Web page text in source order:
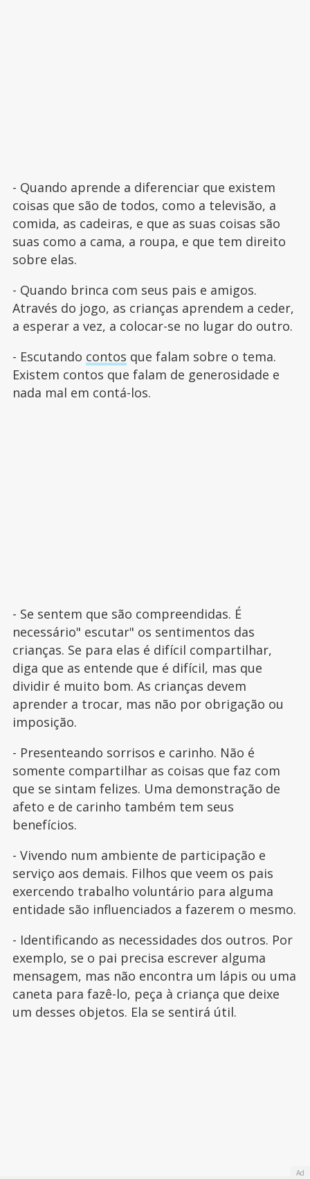
- Quando aprende a diferenciar que existem
coisas que são de todos, como a televisão, a
comida, as cadeiras, e que as suas coisas são
suas como a cama, a roupa, e que tem direito
sobre elas.
- Quando brinca com seus pais e amigos.
Através do jogo, as crianças aprendem a ceder,
a esperar a vez, a colocar-se no lugar do outro.
- Escutando contos que falam sobre o tema.
Existem contos que falam de generosidade e
nada mal em contá-los.
- Se sentem que são compreendidas. É
necessário" escutar" os sentimentos das
crianças. Se para elas é difícil compartilhar,
diga que as entende que é difícil, mas que
dividir é muito bom. As crianças devem
aprender a trocar, mas não por obrigação ou
imposição.
- Presenteando sorrisos e carinho. Não é
somente compartilhar as coisas que faz com
que se sintam felizes. Uma demonstração de
afeto e de carinho também tem seus
benefícios.
- Vivendo num ambiente de participação e
serviço aos demais. Filhos que veem os pais
exercendo trabalho voluntário para alguma
entidade são influenciados a fazerem o mesmo.
- Identificando as necessidades dos outros. Por
exemplo, se o pai precisa escrever alguma
mensagem, mas não encontra um lápis ou uma
caneta para fazê-lo, peça à criança que deixe
um desses objetos. Ela se sentirá útil.
Ad